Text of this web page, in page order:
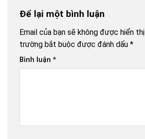
Để lại một bình luận
Email của bạn sẽ không được hiển
trường bắt buộc được đánh dấu *
Bình luận *